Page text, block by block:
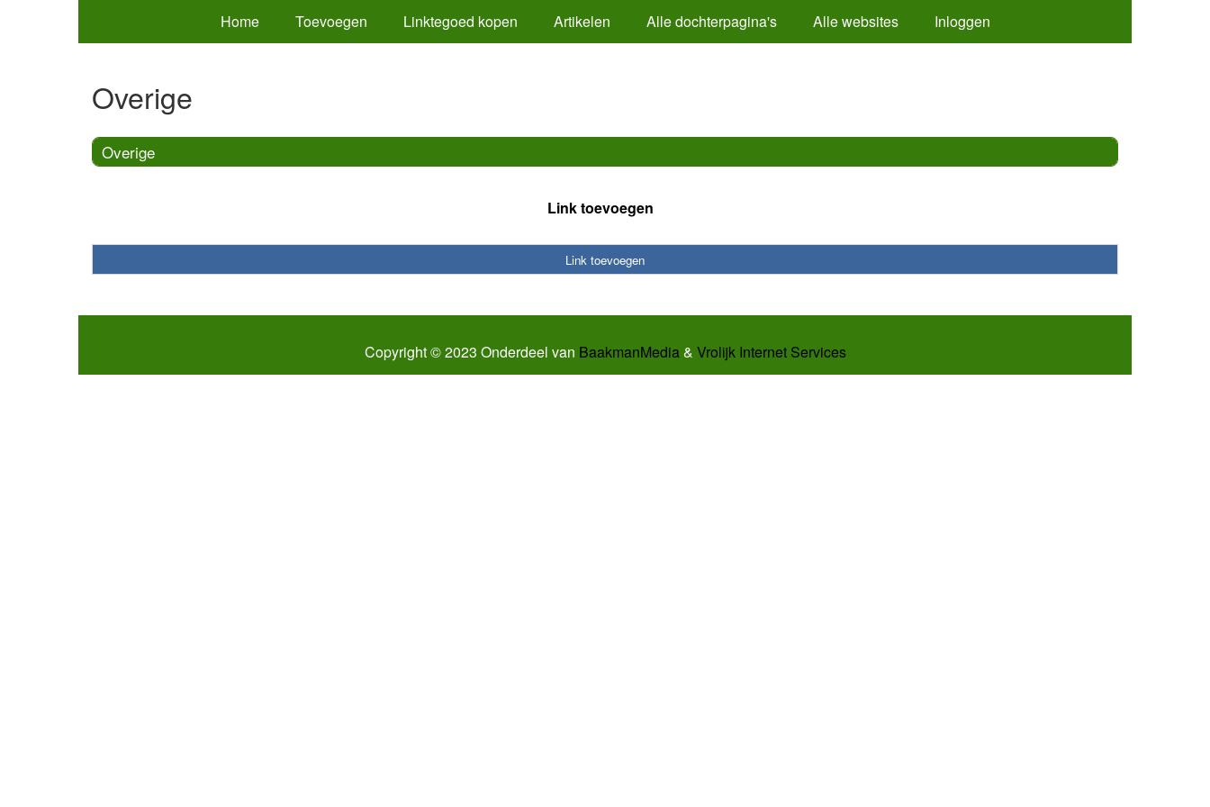
Home Toevoegen Linktegoed kopen Artikelen Alle dochterpagina's Alle websites Inloggen
Overige
Overige
Link toevoegen
Link toevoegen
Copyright © 2023 Onderdeel van BaakmanMedia& Vrolijk Internet Services